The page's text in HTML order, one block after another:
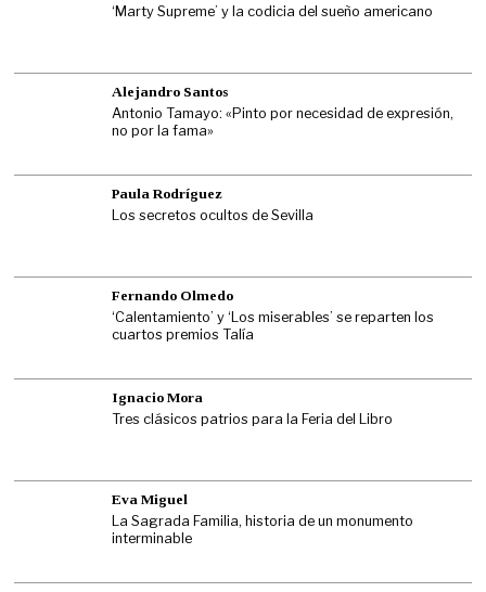
‘Marty Supreme’ y la codicia del sueño americano
Alejandro Santos
Antonio Tamayo: «Pinto por necesidad de expresión,
no por la fama»
Paula Rodríguez
Los secretos ocultos de Sevilla
Fernando Olmedo
‘Calentamiento’ y ‘Los miserables’ se reparten los
cuartos premios Talía
Ignacio Mora
Tres clásicos patrios para la Feria del Libro
Eva Miguel
La Sagrada Familia, historia de un monumento
interminable